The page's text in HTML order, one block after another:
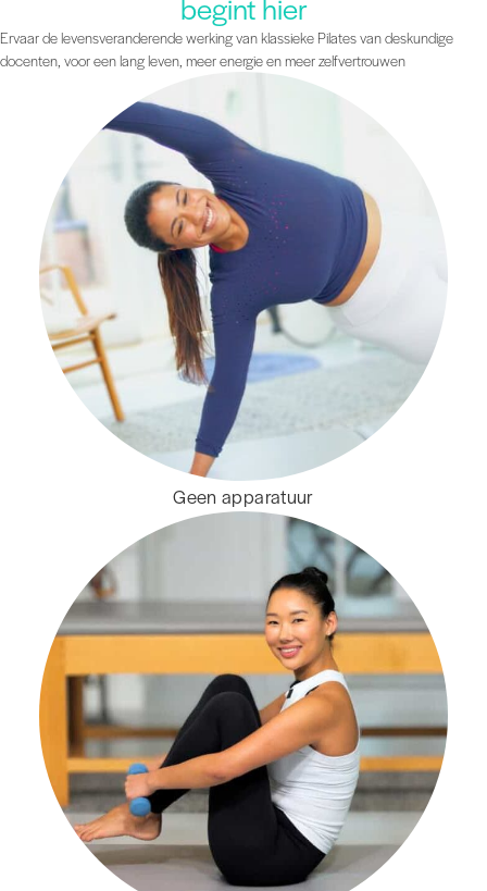
Ervaar de levensveranderende werking van klassieke Pilates van deskundige
docenten, voor een lang leven, meer energie en meer zelfvertrouwen
Geen apparatuur